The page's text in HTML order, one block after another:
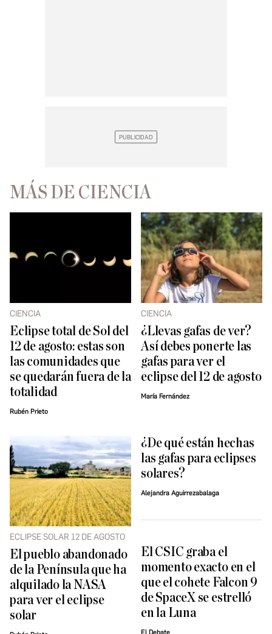
MÁS DE CIENCIA
CIENCIA
Eclipse total de Sol del
12 de agosto: estas son
las comunidades que
se quedarán fuera de la
totalidad
Rubén Prieto
CIENCIA
¿Llevas gafas de ver?
Así debes ponerte las
gafas para ver el
eclipse del 12 de agosto
María Fernández
ECLIPSE SOLAR 12 DE AGOSTO
El pueblo abandonado
de la Península que ha
alquilado la NASA
para ver el eclipse
solar
¿De qué están hechas
las gafas para eclipses
solares?
Alejandra Aguirrezabalaga
El CSIC graba el
momento exacto en el
que el cohete Falcon 9
de SpaceX se estrelló
en la Luna